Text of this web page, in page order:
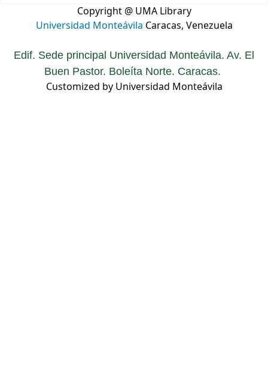
Copyright @ UMA Library
Universidad Monteávila Caracas, Venezuela
Edif. Sede principal Universidad Monteávila. Av. El
Buen Pastor. Boleíta Norte. Caracas.
Customized by Universidad Monteávila